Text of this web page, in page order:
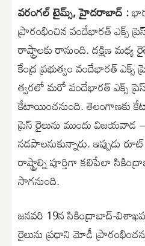
వరంగల్ టైమ్స్, హైదరాబాద్ :
ప్రారంభించిన వందేభారత్ ఎక్స్ ప్రెస్
రాష్ట్రాలకు రానుంది. దక్షిణ
కేంద్ర ప్రభుత్వం వందేభారత్
త్వరలో మరో వందేభారత్ ఎక్స్
కేటాయించనుంది. తెలంగాణకు
ప్రెస్ రైలును ముందు
నడపాలనుకున్నారు. ఇప్పుడు
రాష్ట్రాల్ని పూర్తిగా కలిపేలా
సాగనుంది.
జనవరి 19న సికింద్రాబాద్-
రైలును ప్రధాని మోడీ